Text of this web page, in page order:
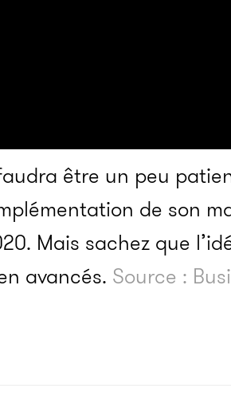
être un peu
de son
Mais sachez que
avancés. Source :